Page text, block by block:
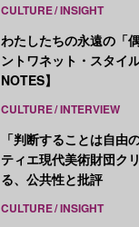
CULTURE INSIGHT
わたしたちの永遠の「
ントワネット・スタイ
NOTES】
CULTURE INTERVIEW
「判断することは自
ティエ現代美術財団ク
る、公共性と批評
CULTURE INSIGHT